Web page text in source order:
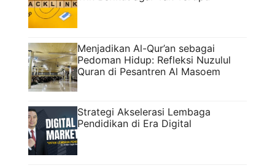
Menjadikan Al-Qur’an sebagai
Pedoman Hidup: Refleksi Nuzulul
Quran di Pesantren Al Masoem
Strategi Akselerasi Lembaga
Pendidikan di Era Digital